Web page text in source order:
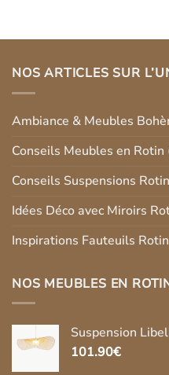
NOS ARTICLES SUR
Ambiance & Meubles
Conseils Meubles en Rotin
Conseils Suspensions Rotin
Idées Déco avec Miroirs
Inspirations Fauteuils Rotin
NOS MEUBLES EN
Suspension
101.90€